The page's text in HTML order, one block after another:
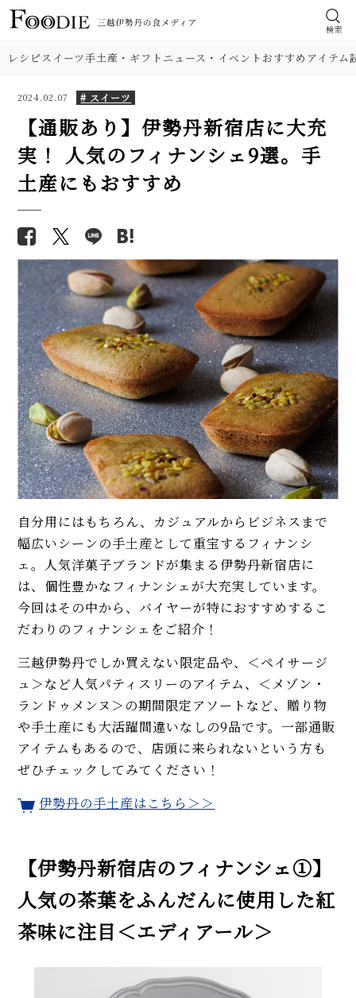
検索
レシピスイーツ手土産・ギフト ニュース・イベントおすすめアイテム
2024.02.07 # スイーツ
【通販あり】伊勢丹新宿店に大充
実！ 人気のフィナンシェ9選。手
土産にもおすすめ
自分用にはもちろん、カジュアルからビジネスまで
幅広いシーンの手土産として重宝するフィナンシ
ェ。人気洋菓子ブランドが集まる伊勢丹新宿店に
は、個性豊かなフィナンシェが大充実しています。
今回はその中から、バイヤーが特におすすめするこ
だわりのフィナンシェをご紹介！
三越伊勢丹でしか買えない限定品や、＜ペイサージ
ュ＞など人気パティスリーのアイテム、＜メゾン・
ランドゥメンヌ＞の期間限定アソートなど、贈り物
や手土産にも大活躍間違いなしの9品です。一部通販
アイテムもあるので、店頭に来られないという方も
ぜひチェックしてみてください！
伊勢丹の手土産はこちら＞＞
【伊勢丹新宿店のフィナンシェ①】
人気の茶葉をふんだんに使用した紅
茶味に注目＜エディアール＞